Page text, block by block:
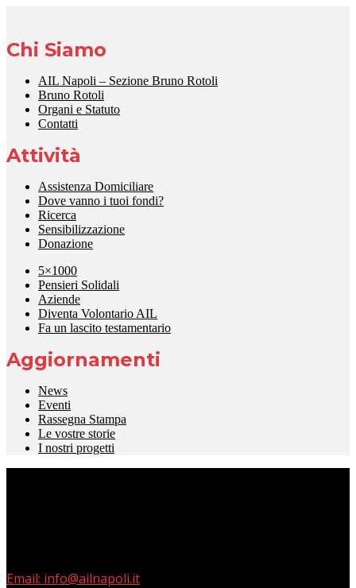
Chi Siamo
AIL Napoli – Sezione Bruno Rotoli
Bruno Rotoli
Organi e Statuto
Contatti
Attività
Assistenza Domiciliare
Dove vanno i tuoi fondi?
Ricerca
Sensibilizzazione
Donazione
5×1000
Pensieri Solidali
Aziende
Diventa Volontario AIL
Fa un lascito testamentario
Aggiornamenti
News
Eventi
Rassegna Stampa
Le vostre storie
I nostri progetti
Email: info@ailnapoli.it